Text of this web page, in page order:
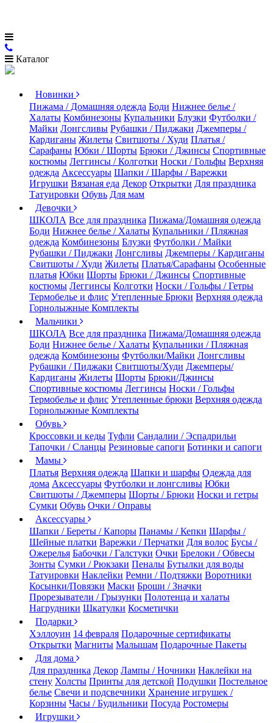
Каталог
Новинки
Пижама / Домашняя одежда Боди Нижнее белье /
Халаты Комбинезоны Купальники Блузки Футболки /
Майки Лонгсливы Рубашки / Пиджаки Джемперы /
Кардиганы Жилеты Свитшоты / Худи Платья /
Сарафаны Юбки / Шорты Брюки / Джинсы Спортивные
костюмы Леггинсы / Колготки Носки / Гольфы Верхняя
одежда Аксессуары Шапки / Шарфы / Варежки
Игрушки Вязаная еда Декор Открытки Для праздника
Татуировки Обувь Для мам
Девочки
ШКОЛА Все для праздника Пижама/Домашняя одежда
Боди Нижнее белье / Халаты Купальники / Пляжная
одежда Комбинезоны Блузки Футболки / Майки
Рубашки / Пиджаки Лонгсливы Джемперы / Кардиганы
Свитшоты / Худи Жилеты Платья/Сарафаны Особенные
платья Юбки Шорты Брюки / Джинсы Спортивные
костюмы Леггинсы Колготки Носки / Гольфы / Гетры
Термобелье и флис Утепленные Брюки Верхняя одежда
Горнолыжные Комплекты
Мальчики
ШКОЛА Все для праздника Пижама/Домашняя одежда
Боди Нижнее белье / Халаты Купальники / Пляжная
одежда Комбинезоны Футболки/Майки Лонгсливы
Рубашки / Пиджаки Свитшоты/Худи Джемперы/
Кардиганы Жилеты Шорты Брюки/Джинсы
Спортивные костюмы Леггинсы Носки / Гольфы
Термобелье и флис Утепленные брюки Верхняя одежда
Горнолыжные Комплекты
Обувь
Кроссовки и кеды Туфли Сандалии / Эспадрильи
Тапочки / Сланцы Резиновые сапоги Ботинки и сапоги
Мамы
Платья Верхняя одежда Шапки и шарфы Одежда для
дома Аксессуары Футболки и лонгсливы Юбки
Свитшоты / Джемперы Шорты / Брюки Носки и гетры
Сумки Обувь Очки / Оправы
Аксессуары
Шапки / Береты / Капоры Панамы / Кепки Шарфы /
Шейные платки Варежки / Перчатки Для волос Бусы /
Ожерелья Бабочки / Галстуки Очки Брелоки / Обвесы
Зонты Сумки / Рюкзаки Пеналы Бутылки для воды
Татуировки Наклейки Ремни / Подтяжки Воротники
Косынки/Повязки Маски Броши / Значки
Прорезыватели / Грызунки Полотенца и халаты
Нагрудники Шкатулки Косметички
Подарки
Хэллоуин 14 февраля Подарочные сертификаты
Открытки Магниты Малышам Подарочные Пакеты
Для дома
Для праздника Декор Лампы / Ночники Наклейки на
стену Холсты Принты для детской Подушки Постельное
белье Свечи и подсвечники Хранение игрушек /
Корзины Часы / Будильники Посуда Ростомеры
Игрушки